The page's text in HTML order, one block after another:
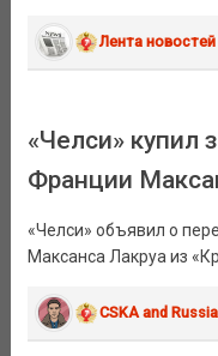
Лента новостей
«Челси» купил
Франции
«Челси» объявил о
Максанса Лакруа из
CSKA and Russia